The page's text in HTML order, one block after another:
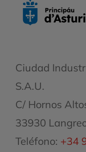
Ciudad
S.A.U.
C/ Hornos
33930
Teléfono: +34